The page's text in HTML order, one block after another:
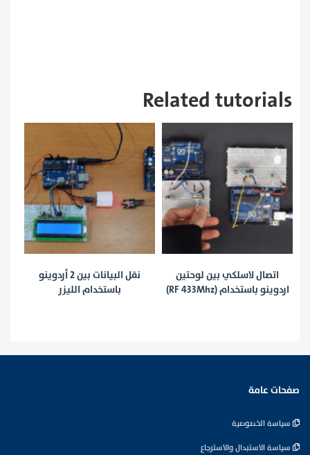
Related tutorials
اتصال لاسلكي بين لوحتين
اردوينو باستخدام (RF 433Mhz)
نقل البيانات بين 2 أردوينو
باستخدام الليزر
صفحات عامة
سياسة الخصوصية
سياسة الاستبدال والاسترجاع